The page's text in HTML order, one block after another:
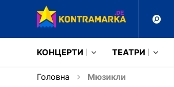
КОНЦЕРТИ ТЕАТРИ
Головна Мюзикли